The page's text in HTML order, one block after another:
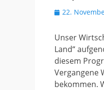
Veröffentlicht
22.
Unser
Land“
diesem
Vergangene
bekommen.